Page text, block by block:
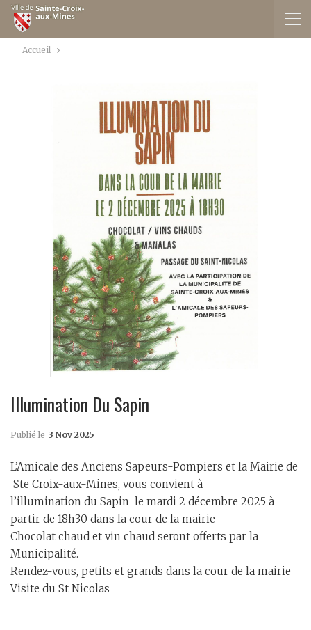
Accueil
Illumination Du Sapin
Publié le 3 Nov 2025
L’Amicale des Anciens Sapeurs-Pompiers et la Mairie de
Ste Croix-aux-Mines, vous convient à
l’illumination du Sapin le mardi 2 décembre 2025 à
partir de 18h30 dans la cour de la mairie
Chocolat chaud et vin chaud seront offerts par la
Municipalité.
Rendez-vous, petits et grands dans la cour de la mairie
Visite du St Nicolas